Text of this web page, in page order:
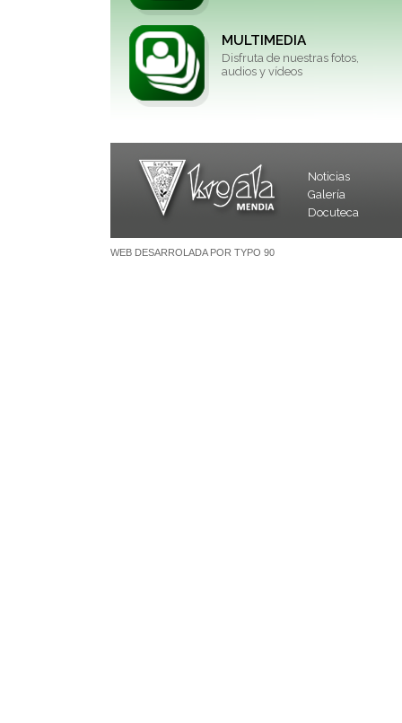
MULTIMEDIA
Disfruta de nuestras fotos,
audios y vídeos
Noticias
Galería
Docuteca
WEB DESARROLADA POR TYPO 90